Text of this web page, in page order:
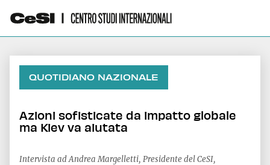
QUOTIDIANO NAZIONALE
Azioni sofisticate da impatto globale
ma Kiev va aiutata
Intervista ad Andrea Margelletti, Presidente del CeSI,